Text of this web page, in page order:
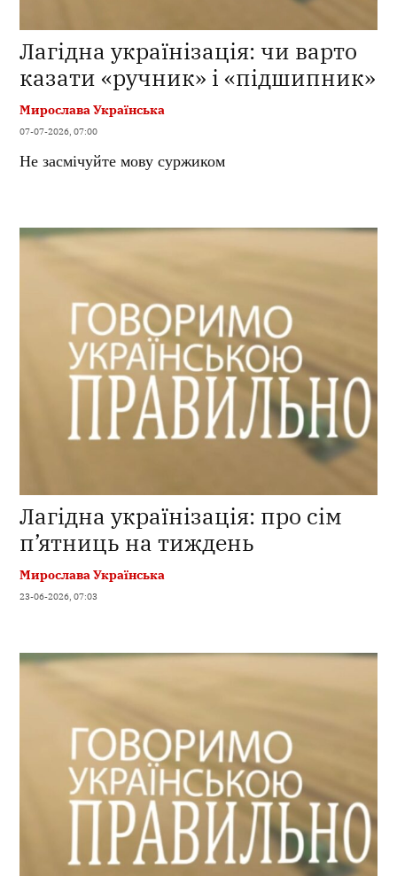
Лагідна українізація: чи варто
казати «ручник» і «підшипник»
Мирослава Українська
07-07-2026, 07:00
Не засмічуйте мову суржиком
Лагідна українізація: про сім
п’ятниць на тиждень
Мирослава Українська
23-06-2026, 07:03